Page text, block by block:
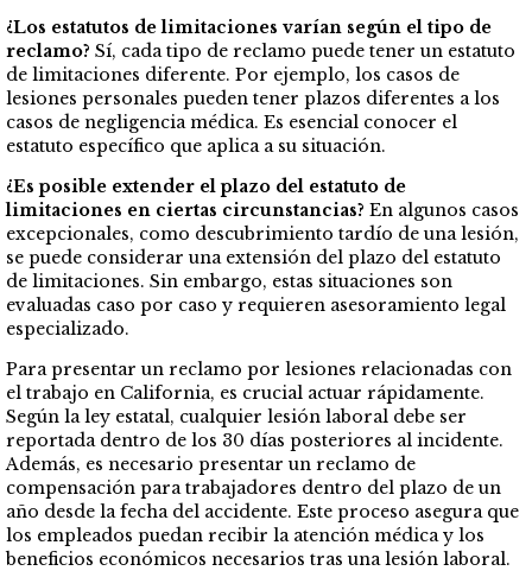
¿Los estatutos de limitaciones varían según el tipo de
reclamo? Sí, cada tipo de reclamo puede tener un estatuto
de limitaciones diferente. Por ejemplo, los casos de
lesiones personales pueden tener plazos diferentes a los
casos de negligencia médica. Es esencial conocer el
estatuto específico que aplica a su situación.
¿Es posible extender el plazo del estatuto de
limitaciones en ciertas circunstancias? En algunos casos
excepcionales, como descubrimiento tardío de una lesión,
se puede considerar una extensión del plazo del estatuto
de limitaciones. Sin embargo, estas situaciones son
evaluadas caso por caso y requieren asesoramiento legal
especializado.
Para presentar un reclamo por lesiones relacionadas con
el trabajo en California, es crucial actuar rápidamente.
Según la ley estatal, cualquier lesión laboral debe ser
reportada dentro de los 30 días posteriores al incidente.
Además, es necesario presentar un reclamo de
compensación para trabajadores dentro del plazo de un
año desde la fecha del accidente. Este proceso asegura que
los empleados puedan recibir la atención médica y los
beneficios económicos necesarios tras una lesión laboral.